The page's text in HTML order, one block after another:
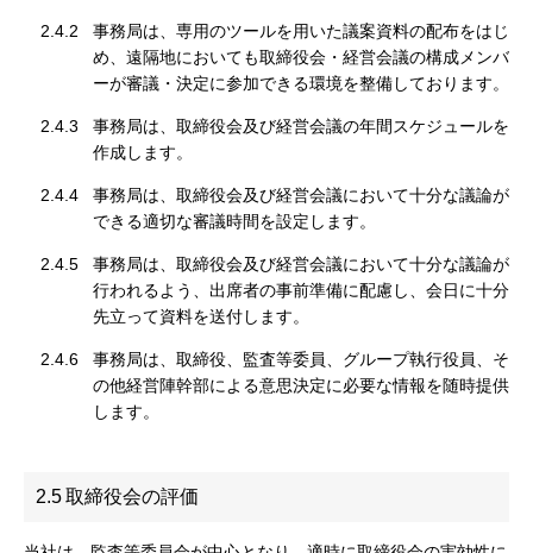
2.4.2
事務局は、専用のツールを用いた議案資料の配布をはじ
め、遠隔地においても取締役会・経営会議の構成メンバ
ーが審議・決定に参加できる環境を整備しております。
2.4.3
事務局は、取締役会及び経営会議の年間スケジュールを
作成します。
2.4.4
事務局は、取締役会及び経営会議において十分な議論が
できる適切な審議時間を設定します。
2.4.5
事務局は、取締役会及び経営会議において十分な議論が
行われるよう、出席者の事前準備に配慮し、会日に十分
先立って資料を送付します。
2.4.6
事務局は、取締役、監査等委員、グループ執行役員、そ
の他経営陣幹部による意思決定に必要な情報を随時提供
します。
2.5取締役会の評価